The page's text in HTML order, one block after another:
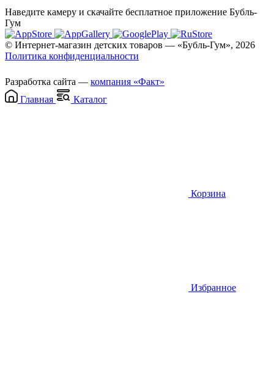
Наведите камеру и скачайте бесплатное приложение Бубль-
Гум
© Интернет-магазин детских товаров — «Бубль-Гум», 2026
Политика конфиденциальности
Разработка сайта — компания «Факт»
Главная
Каталог
Корзина
Избранное